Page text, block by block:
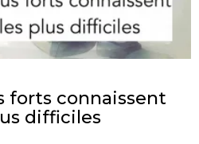
forts connaissent
difficiles